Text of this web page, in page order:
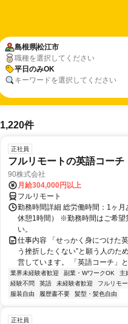
島根県松江市
職種を選択してください
平日のみOK
キーワードを選択してください
1,220件
正社員
フルリモートの英語コーチ
90株式会社
月給304,000円以上
フルリモート
勤務時間詳細 総労働時間：1ヶ
休憩1時間） ※勤務時間はご希望
い。
仕事内容 「せっかく身につけた
う挫折したくない”と願う人のた
営しています。 「英語コーチ」
業界未経験者歓迎 副業・WワークOK 主
経験不問
英語 未経験者歓迎 フルリモー
服装自由
履歴書不要 髪型・髪色自由
正社員